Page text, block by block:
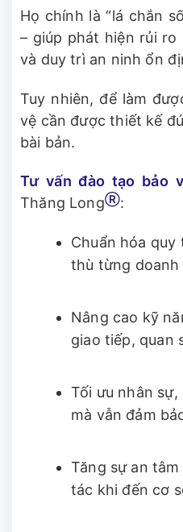
Họ chính là “lá chắn
– giúp phát hiện rủi
và duy trì an ninh ổn
Tuy nhiên, để làm
vệ cần được thiết kế
bài bản.
Tư vấn đào tạo bảo
Thăng LongⓇ:
Chuẩn hóa
thù từng doanh
Nâng cao kỹ
giao tiếp, quan
Tối ưu nhân
mà vẫn đảm
Tăng sự an
tác khi đến cơ